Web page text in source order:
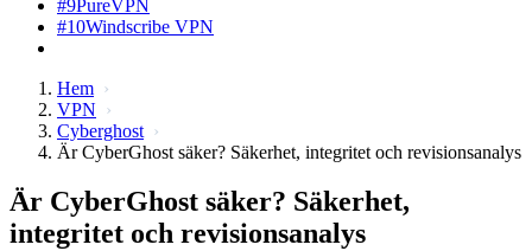
#9PureVPN
#10Windscribe VPN
Hem
VPN
Cyberghost
Är CyberGhost säker? Säkerhet, integritet och revisionsanalys
Är CyberGhost säker? Säkerhet,
integritet och revisionsanalys